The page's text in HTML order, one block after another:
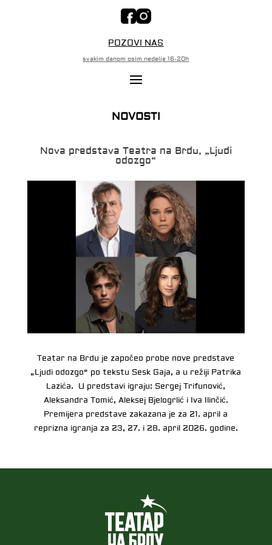
POZOVI NAS
svakim danom osim nedelje 16-20h
NOVOSTI
Nova predstava Teatra na Brdu, „Ljudi
odozgo“
Teatar na Brdu je započeo probe nove predstave
„Ljudi odozgo“ po tekstu Sesk Gaja, a u režiji Patrika
Lazića. U predstavi igraju: Sergej Trifunović,
Aleksandra Tomić, Aleksej Bjelogrlić i Iva Ilinčić.
Premijera predstave zakazana je za 21. april a
reprizna igranja za 23, 27. i 28. april 2026. godine.